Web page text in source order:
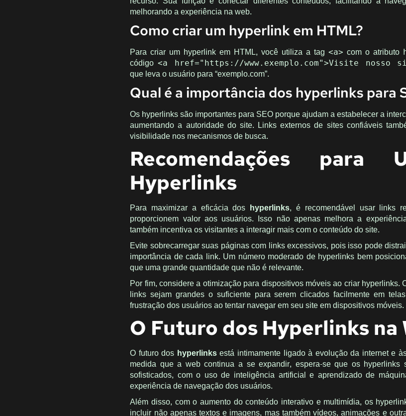
melhorando a experiência na web.
Como criar um hyperlink em HTML?
Para criar um hyperlink em HTML, você utiliza a tag<a> com o atributo
código<a href="https://www.exemplo.com">Visite nosso
que leva o usuário para “exemplo.com”.
Qual é a importância dos hyperlinks para
Os hyperlinks são importantes para SEO porque ajudam a estabelecer a
aumentando a autoridade do site. Links externos de sites confiáveis
visibilidade nos mecanismos de busca.
Recomendações para
Hyperlinks
Para maximizar a eficácia dos hyperlinks, é recomendável usar links
proporcionem valor aos usuários. Isso não apenas melhora a
também incentiva os visitantes a interagir mais com o conteúdo do site.
Evite sobrecarregar suas páginas com links excessivos, pois isso pode
importância de cada link. Um número moderado de hyperlinks bem
que uma grande quantidade que não é relevante.
Por fim, considere a otimização para dispositivos móveis ao criar hyperlinks.
links sejam grandes o suficiente para serem clicados facilmente em
frustração dos usuários ao tentar navegar em seu site em dispositivos móveis.
O Futuro dos Hyperlinks na
O futuro dos hyperlinksestá intimamente ligado à evolução da internet e
medida que a web continua a se expandir, espera-se que os hyperlinks
sofisticados, com o uso de inteligência artificial e aprendizado de
experiência de navegação dos usuários.
Além disso, com o aumento do conteúdo interativo e multimídia, os
incluir não apenas textos e imagens, mas também vídeos, animações e